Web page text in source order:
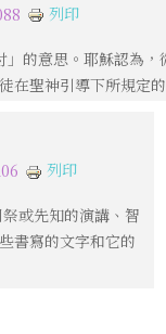
列印
的意思。耶穌認為
聖神引導下所規
列印
或先知的演講、智
書寫的文字和它的